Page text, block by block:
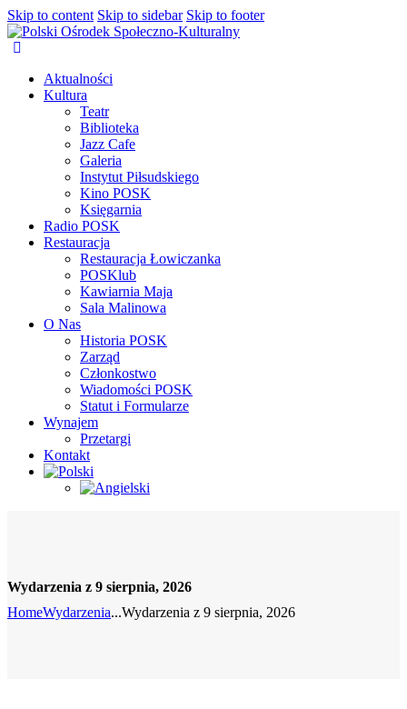
Skip to content Skip to sidebar Skip to footer
Aktualności
Kultura
Teatr
Biblioteka
Jazz Cafe
Galeria
Instytut Piłsudskiego
Kino POSK
Księgarnia
Radio POSK
Restauracja
Restauracja Łowiczanka
POSKlub
Kawiarnia Maja
Sala Malinowa
O Nas
Historia POSK
Zarząd
Członkostwo
Wiadomości POSK
Statut i Formularze
Wynajem
Przetargi
Kontakt
Wydarzenia z 9 sierpnia, 2026
HomeWydarzenia...Wydarzenia z 9 sierpnia, 2026